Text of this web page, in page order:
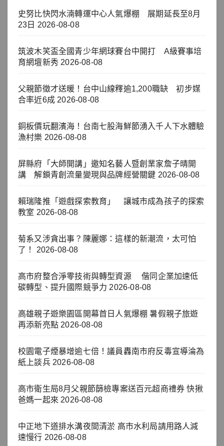
史努比快閃水湳轉運中心人氣爆棚 展期延長至8月
23日 2026-08-08
筑波木笑盃全國青少年網球賽台中開打 A級賽事培
育網壇新秀 2026-08-08
父親節徵才送暖！台中山線釋逾1,200職缺 初步媒
合率近6成 2026-08-08
銅板價玩翻濱海！台南七股海鮮節湧入千人下水體驗
漁村樂 2026-08-08
屏縣府「大師開講」邀知名藝人暨創業家詹子晴開
講 解鎖青創流量變現與品牌經營關鍵 2026-08-08
賴瑞隆推「遊戲探索教育」 讓城市成為孩子的探索
教室 2026-08-08
菊系又涉貪出事？陳麗娜：這樣的新潮流，太可怕
了！
2026-08-08
高市府整合淨零技術與轉型資源 偕同企業加速低
碳轉型、提升國際競爭力 2026-08-08
高雄親子遊樂園區開幕首日人氣爆棚 暑假親子旅遊
再添新亮點 2026-08-08
校園電子煙暴增逾七倍！議員轟南市府反毒宣導淪為
紙上談兵 2026-08-08
高市衛生局8月父親節篩檢專案送百元超商禮券 快揪
爸媽一起來 2026-08-08
中正地下道排水溝夜間清淤 高市水利局請用路人減
速慢行 2026-08-08